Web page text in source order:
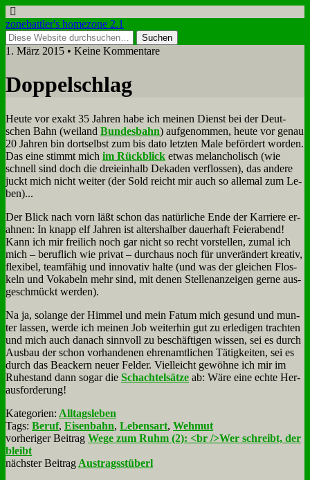
zonebattler's homezone 2.1
1. März 2015 • Keine Kommentare
Dop­pel­schlag
Heu­te vor ex­akt 35 Jah­ren ha­be ich mei­nen Dienst bei der Deut­
schen Bahn (wei­land Bun­des­bahn) auf­ge­nom­men, heu­te vor ge­nau
20 Jah­ren bin dort­selbst zum bis da­to letz­ten Ma­le be­för­dert wor­den.
Das ei­ne stimmt mich im Rück­blick et­was me­lan­cho­lisch (wie
schnell sind doch die drei­ein­halb De­ka­den ver­flos­sen), das an­de­re
juckt mich nicht wei­ter (der Sold reicht mir auch so al­le­mal zum Le­
ben)...
Der Blick nach vorn läßt schon das na­tür­li­che En­de der Kar­rie­re er­
ah­nen: In knapp elf Jah­ren ist al­ters­hal­ber dau­er­haft Fei­er­abend!
Kann ich mir frei­lich noch gar nicht so recht vor­stel­len, zu­mal ich
mich – be­ruf­lich wie pri­vat – durch­aus noch für un­ver­än­dert krea­tiv,
fle­xi­bel, team­fä­hig und in­no­va­tiv hal­te (und was der glei­chen Flos­
keln und Vo­ka­beln mehr sind, mit de­nen Stel­len­an­zei­gen ger­ne aus­
ge­schmückt wer­den).
Na ja, so­lan­ge der Him­mel und mein Fa­tum mich ge­sund und mun­
ter las­sen, wer­de ich mei­nen Job wei­ter­hin gut zu er­le­di­gen trach­ten
und mich auch da­nach sinn­voll zu be­schäf­ti­gen wis­sen, sei es durch
Aus­bau der schon vor­han­de­nen eh­ren­amt­li­chen Tä­tig­kei­ten, sei es
durch das Be­ackern neu­er Fel­der. Viel­leicht ge­wöh­ne ich mir im
Ru­he­stand dann so­gar die Schach­tel­sät­ze ab: Wä­re ei­ne ech­te Her­
aus­for­de­rung!
Kategorien: Alltagsleben
Tags: Beruf, Eisenbahn, Lebensart, Wehmut
vorheriger Beitrag Wege zum Ruhm (2): <br />Wer schreibt, der
bleibt
nächster Beitrag Austragsstüberl